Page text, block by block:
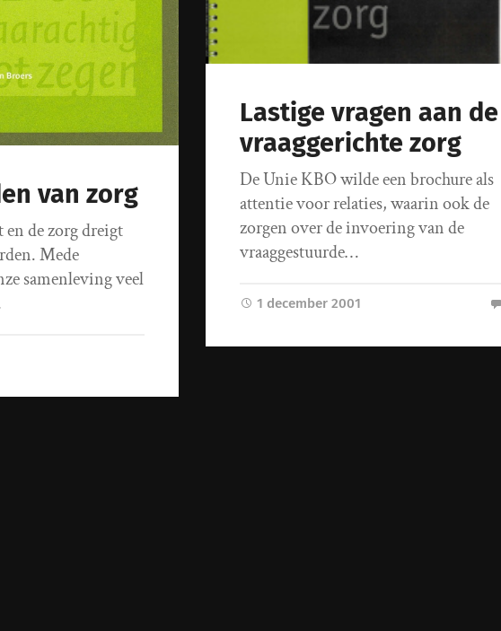
van zorg
de zorg dreigt
Mede
samenleving veel
Lastige vragen aan de
vraaggerichte zorg
De Unie KBO wilde een brochure als
attentie voor relaties, waarin ook de
zorgen over de invoering van de
vraaggestuurde…
1 december 2001